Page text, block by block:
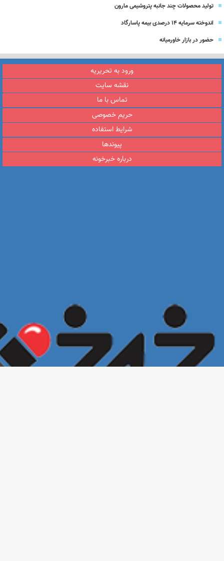
تولید محصولات چند جانبه پتروشیمی مارون
اندوخته سرمایه 14 درصدی بیمه پاسارگاد
حضور در بازار خاورمیانه
ورود به تحریریه
نقشه سایت
تماس با ما
حریم خصوصی
شرایط استفاده
پیوندها
درباره خبرخونه